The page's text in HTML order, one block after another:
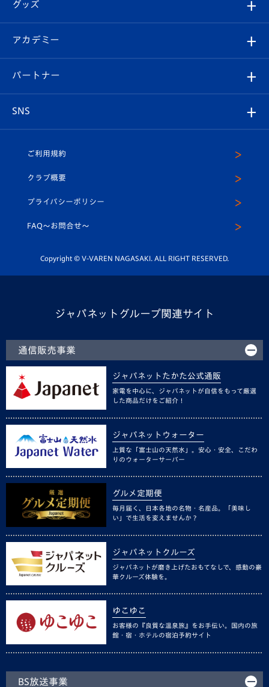
チケット
イベント
メディア
ホームタウン
スタッフプロフィール
マスコット紹介
平和祈念活動
ホームタウン活動
Revive Team
ヴィヴィくんの長崎おもてなしガイド
フォトギャラリー
スタジアムグルメ
V-LOVERS（ファンクラブ）
プレイヤーズスイート
グッズ
オンラインショップ
店舗情報
アカデミー
育成からのお知らせ
U-18
スクール
パートナー
SNS
ヴィヴィくんインスタグラム
公式LINE＠
ご利用規約
クラブ概要
プライバシーポリシー
FAQ〜お問合せ〜
Copyright © V-VAREN NAGASAKI. ALL RIGHT RESERVED.
ジャパネットグループ関連サイト
通信販売事業
ジャパネットたかた公式通販
家電を中心に、ジャパネットが自信をもって厳選
した商品だけをご紹介！
ジャパネットウォーター
上質な「富士山の天然水」。安心・安全、こだわ
りのウォーターサーバー
グルメ定期便
毎月届く、日本各地の名物・名産品。「美味し
い」で生活を変えませんか？
ジャパネットクルーズ
ジャパネットが磨き上げたおもてなしで、感動の豪
華クルーズ体験を。
ゆこゆこ
お客様の『良質な温泉旅』をお手伝い。国内の旅
館・宿・ホテルの宿泊予約サイト
BS放送事業